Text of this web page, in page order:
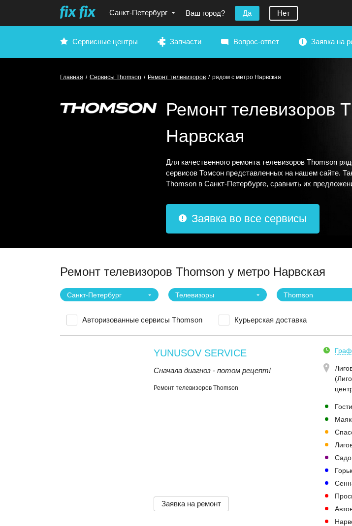
Санкт-Петербург Ваш город? Да Нет
Сервисные центры Запчасти Вопрос-ответ Заявка на
Главная / Сервисы Thomson / Ремонт телевизоров / рядом с метро Нарвская
Ремонт телевизоров
Нарвская
Для качественного ремонта телевизоров Thomson
сервисов Томсон представленных на нашем сайте.
Thomson в Санкт-Петербурге, сравнить их
Заявка во все сервисы
Ремонт телевизоров Thomson у метро Нарвская
Санкт-Петербург Телевизоры Thomson
Авторизованные сервисы Thomson Курьерская доставка
YUNUSOV SERVICE
Сначала диагноз - потом рецепт!
Ремонт телевизоров Thomson
Заявка на ремонт